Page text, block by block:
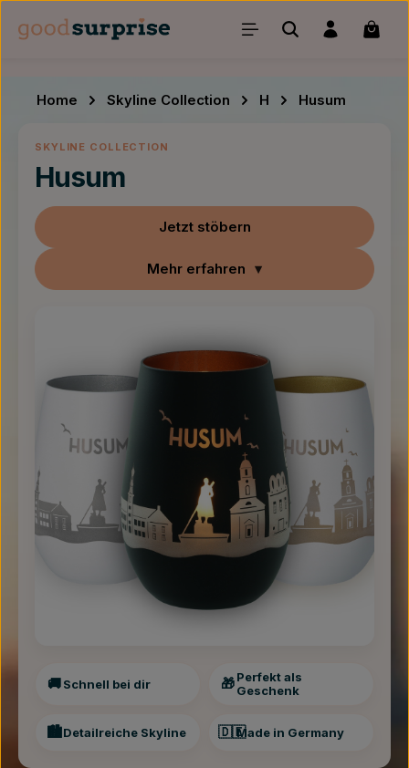
Zum Hauptinhalt springen
Home Skyline Collection H Husum
SKYLINE COLLECTION
Husum
Jetzt stöbern
Mehr erfahren ▾
🚚 Schnell bei dir 🎁 Perfekt als
Geschenk
🏙️Detailreiche Skyline 🇩🇪Made in Germany